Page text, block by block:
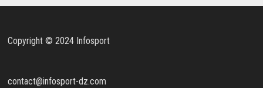
Copyright © 2024 Infosport
contact@infosport-dz.com